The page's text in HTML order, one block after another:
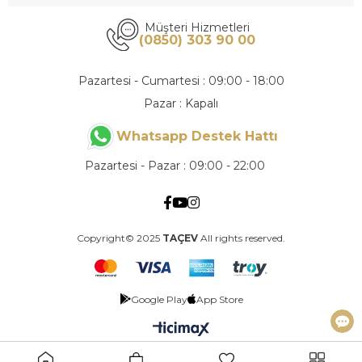
Müşteri Hizmetleri
(0850) 303 90 00
Pazartesi - Cumartesi : 09:00 - 18:00
Pazar : Kapalı
Whatsapp Destek Hattı
Pazartesi - Pazar : 09:00 - 22:00
Copyright© 2025 TAÇEV All rights reserved.
Google Play App Store